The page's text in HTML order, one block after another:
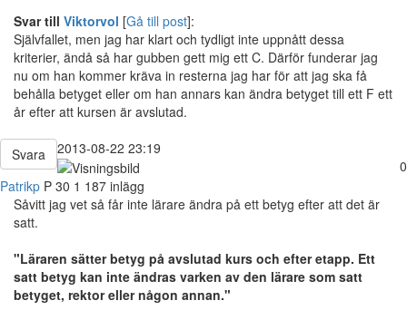
Svar till Viktorvol [Gå till post]:
Självfallet, men jag har klart och tydligt inte uppnått dessa
kriterier, ändå så har gubben gett mig ett C. Därför funderar jag
nu om han kommer kräva in resterna jag har för att jag ska få
behålla betyget eller om han annars kan ändra betyget till ett F ett
år efter att kursen är avslutad.
Svara
2013-08-22 23:19
0
Patrikp P 30 1 187 inlägg
Såvitt jag vet så får inte lärare ändra på ett betyg efter att det är
satt.
"Läraren sätter betyg på avslutad kurs och efter etapp. Ett
satt betyg kan inte ändras varken av den lärare som satt
betyget, rektor eller någon annan."